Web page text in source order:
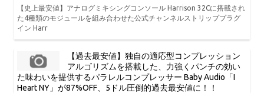
【史上最安値】アナログミキシングコンソール Harrison 32Cに搭載され
た4種類のモジュールを組み合わせた公式チャンネルストリッププラグ
イン Harr
【過去最安値】独自の適応型コンプレッション
アルゴリズムを搭載した、力強くパンチの効い
た味わいを提供するパラレルコンプレッサー Baby Audio「I
Heart NY」が87%OFF、5ドル圧倒的過去最安値に！！